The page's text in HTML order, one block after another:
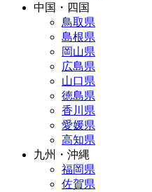
中国・四国
鳥取県
島根県
岡山県
広島県
山口県
徳島県
香川県
愛媛県
高知県
九州・沖縄
福岡県
佐賀県